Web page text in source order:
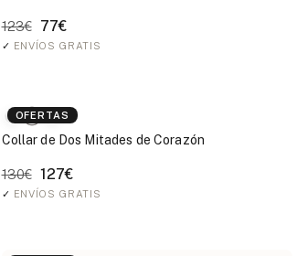
123€ 77€
✓ ENVÍOS GRATIS
OFERTAS
Collar de Dos Mitades de Corazón
130€ 127€
✓ ENVÍOS GRATIS